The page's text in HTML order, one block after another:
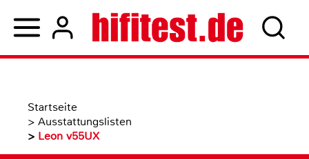
Startseite
> Ausstattungslisten
> Leon v55UX